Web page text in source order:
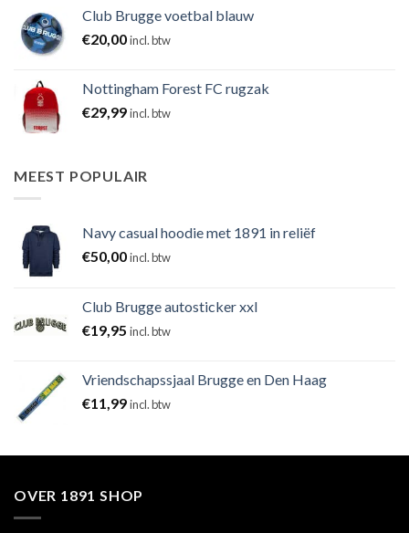
Club Brugge voetbal blauw
€20,00incl. btw
Nottingham Forest FC rugzak
€29,99incl. btw
MEEST POPULAIR
Navy casual hoodie met 1891 in reliëf
€50,00incl. btw
Club Brugge autosticker xxl
€19,95 incl. btw
Vriendschapssjaal Brugge en Den Haag
€11,99incl. btw
OVER 1891 SHOP